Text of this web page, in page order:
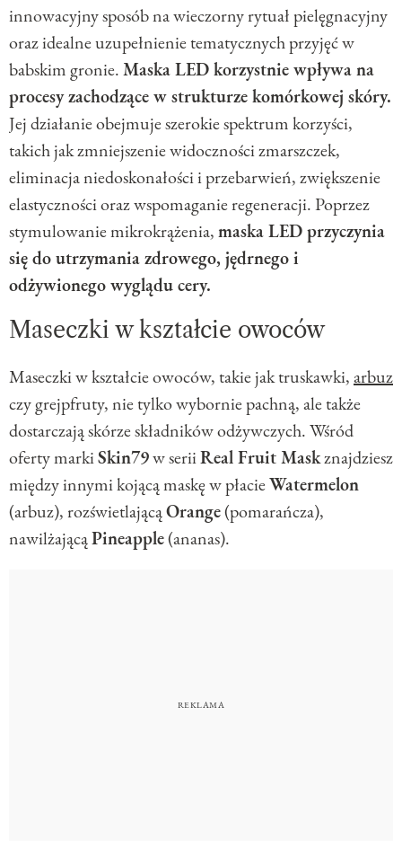
innowacyjny sposób na wieczorny rytuał pielęgnacyjny
oraz idealne uzupełnienie tematycznych przyjęć w
babskim gronie.Maska LED korzystnie wpływa na
procesy zachodzące w strukturze komórkowej skóry.
Jej działanie obejmuje szerokie spektrum korzyści,
takich jak zmniejszenie widoczności zmarszczek,
eliminacja niedoskonałości i przebarwień, zwiększenie
elastyczności oraz wspomaganie regeneracji. Poprzez
stymulowanie mikrokrążenia,maska LED przyczynia
się do utrzymania zdrowego, jędrnego i
odżywionego wyglądu cery.
Maseczki w kształcie owoców
Maseczki w kształcie owoców, takie jak truskawki,arbuz
czy grejpfruty, nie tylko wybornie pachną, ale także
dostarczają skórze składników odżywczych. Wśród
oferty markiSkin79w seriiReal Fruit Maskznajdziesz
między innymi kojącą maskę w płacieWatermelon
(arbuz), rozświetlającąOrange(pomarańcza),
nawilżającąPineapple(ananas).